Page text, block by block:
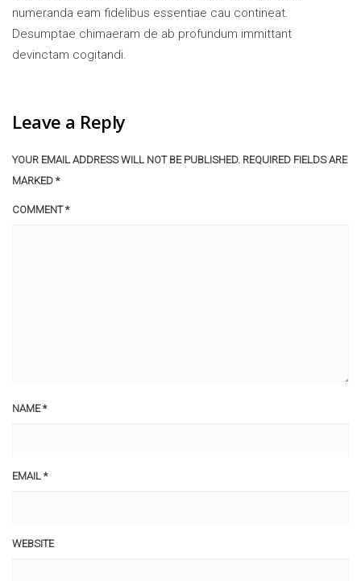
numeranda eam fidelibus essentiae cau contineat.
Desumptae chimaeram de ab profundum immittant
devinctam cogitandi.
Leave a Reply
YOUR EMAIL ADDRESS WILL NOT BE PUBLISHED. REQUIRED FIELDS ARE
MARKED *
COMMENT*
NAME*
EMAIL *
WEBSITE